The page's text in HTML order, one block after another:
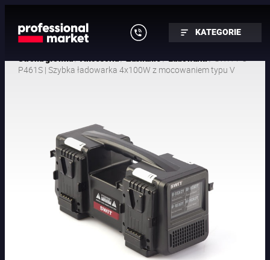
KATEGORIE
/ / /
/ SWIT PC-
P461S | Szybka ładowarka 4x100W z mocowaniem typu V